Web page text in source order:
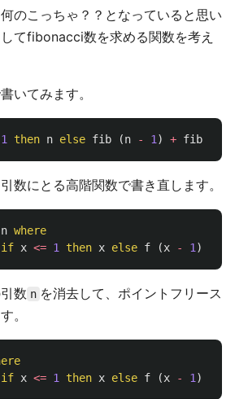
のこっちゃ？？となっていると思い
てfibonacci数を求める関数を考え
いてみます。
1 then n else fib (n - 1 ) + fib
数にとる高階関数で書き直します。
n where
if x <= 1 then x else f (x - 1 )
数 n を消去して、ポイントフリース
。
if x <= 1 then x else f (x - 1 )